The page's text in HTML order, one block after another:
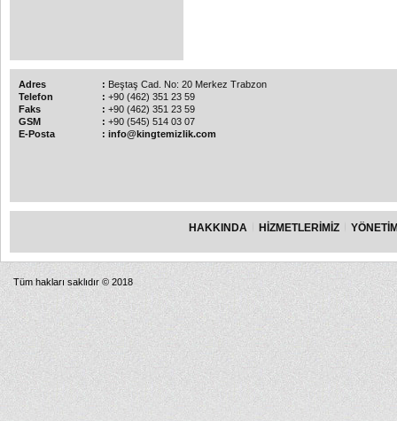
Adres : Beştaş Cad. No: 20 Merkez Trabzon
Telefon
: +90 (462) 351 23 59
Faks
: +90 (462) 351 23 59
GSM
: +90 (545) 514 03 07
E-Posta
: info@kingtemizlik.com
HAKKINDA HİZMETLERİMİZ
Tüm hakları saklıdır © 2018